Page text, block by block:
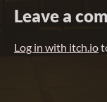
Leave a
Log in with itch.io